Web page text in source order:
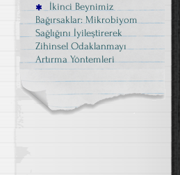
İkinci Beynimiz
Bağırsaklar: Mikrobiyom
Sağlığını İyileştirerek
Zihinsel Odaklanmayı
Artırma Yöntemleri